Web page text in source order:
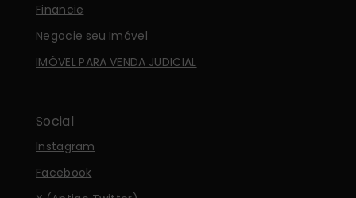
Financie
Negocie seu Imóvel
IMÓVEL PARA VENDA JUDICIAL
Social
Instagram
Facebook